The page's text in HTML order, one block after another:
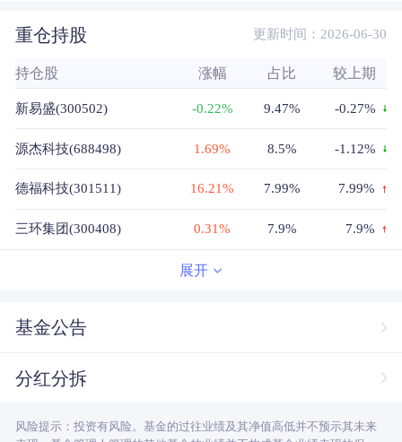
重仓持股 更新时间：2026-06-30
持仓股 涨幅 占比 较上期
新易盛(300502) -0.22% 9.47% -0.27%
源杰科技(688498) 1.69% 8.5% -1.12%
德福科技(301511) 16.21% 7.99% 7.99%
三环集团(300408) 0.31% 7.9% 7.9%
5.57%
昀冢科技(688260)
博迁新材(605376) 0.09% 4.47% 4.47%
展开
基金公告
分红分拆
风险提示：投资有风险。基金的过往业绩及其净值高低并不预示其未来